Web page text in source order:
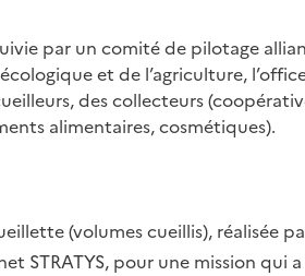
par un comité de pilotage
et de l’agriculture,
des collecteurs
alimentaires, cosmétiques).
(volumes cueillis), réalisée
STRATYS, pour une mission qui